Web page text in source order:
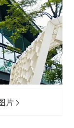
片